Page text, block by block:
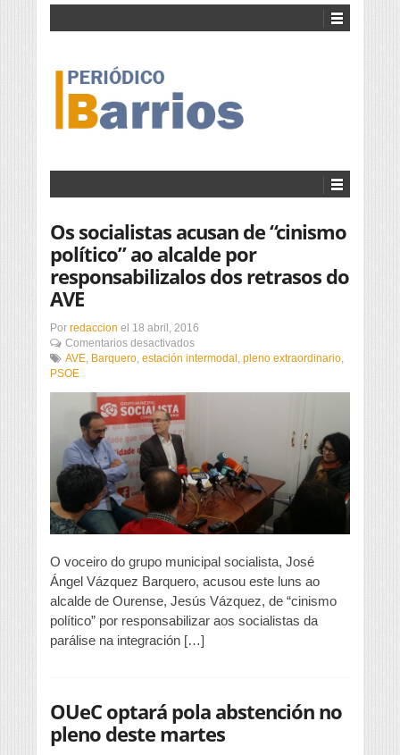
Os socialistas acusan de “cinismo
político” ao alcalde por
responsabilizalos dos retrasos do
AVE
Por redaccion el 18 abril, 2016
Comentarios desactivadosen
Os
alcalde
por
responsabilizalos
dos
retrasos
AVE
AVE, Barquero, estación intermodal , pleno extraordinario,
PSOE
O voceiro do grupo municipal socialista, José
Ángel Vázquez Barquero, acusou este luns ao
alcalde de Ourense, Jesús Vázquez, de “cinismo
político” por responsabilizar aos socialistas da
parálise na integración […]
OUeC optará pola abstención no
pleno deste martes